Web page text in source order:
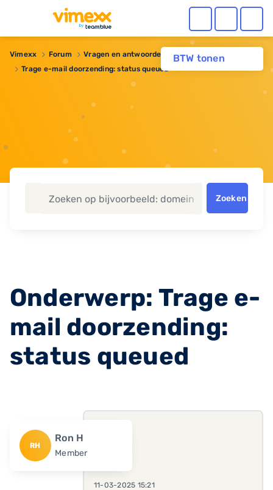
BTW tonen
Vimexx Forum
Vragen en antwoorden
Trage e-mail doorzending: status queued
Zoeken
Onderwerp: Trage e-
mail doorzending:
status queued
RH
Ron H
Member
11-03-2025 15:21